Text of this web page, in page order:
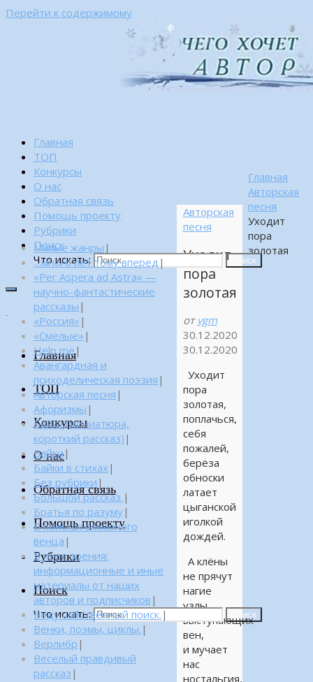
Перейти к содержимому
Главная
ТОП
Конкурсы
О нас
Обратная связь
Помощь проекту
Рубрики
Поиск
Что искать:
Поиск
Главная
ТОП
Конкурсы
О нас
Обратная связь
Помощь проекту
Рубрики
Поиск
Что искать: Поиск
Главная
Авторская
песня
Уходит
пора
золотая
Авторская
песня
Уходит
пора
золотая
от vgm
30.12.2020
30.12.2020
Уходит
пора
золотая,
поплачься,
себя
пожалей,
берёза
обноски
латает
цыганской
иголкой
дождей.
А клёны
не прячут
нагие
узлы
выступающих
вен,
и мучает
нас
ностальгия,
Малые жанры |
…много лет тому вперед |
«Per Aspera ad Astra» —
научно-фантастические
рассказы |
«Россия» |
«Смелые» |
Help me|
Авангардная и
психоделическая поэзия |
Авторская песня |
Афоризмы |
Байка (миниатюра,
короткий рассказ) |
Байки|
Байки в стихах |
Без рубрики |
Большой рассказ. |
Братья по разуму|
В поисках алмазного
венца |
В поле зрения:
информационные и иные
материалы от наших
авторов и подписчиков |
Веду собственный поиск. |
Венки, поэмы, циклы. |
Верлибр |
Веселый правдивый
рассказ |